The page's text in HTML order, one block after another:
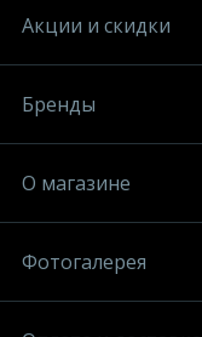
Акции и скидки
Бренды
О магазине
Фотогалерея